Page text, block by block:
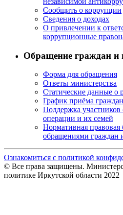
Сообщить о коррупции
Сведения о доходах
О привлечении к
коррупционные
Обращение граждан и
Форма для обращения
Ответы министерства
Статические данные о
График приёма граждан
Поддержка
операции и их семей
Нормативная правовая
обращениями граждан
Ознакомиться с политикой
© Все права защищены.
политике Иркутской области 2022